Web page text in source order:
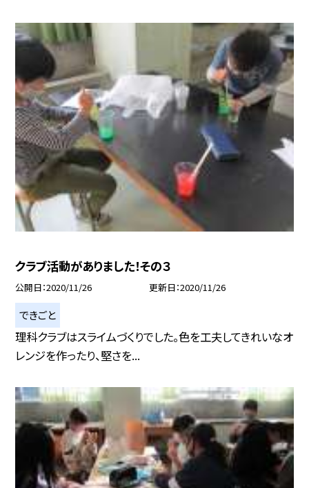
クラブ活動がありました！その３
公開日 2020/11/26 更新日 2020/11/26
できごと
理科クラブはスライムづくりでした。色を工夫してきれいなオ
レンジを作ったり、堅さを...